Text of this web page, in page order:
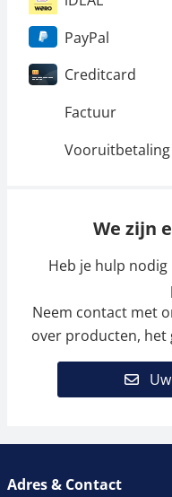
PayPal
Creditcard
Factuur
Vooruitbetaling
We zijn
Heb je hulp
Neem contact met
over producten, het
Adres & Contact